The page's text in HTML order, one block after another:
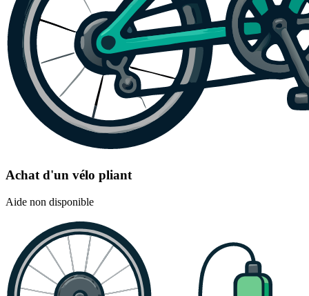
Achat d'un vélo pliant
Aide non disponible